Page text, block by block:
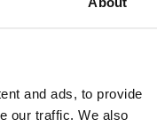
and ads, to provide
our traffic. We also